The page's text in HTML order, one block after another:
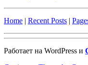
Home | Recent Posts |
Работает на WordPress и